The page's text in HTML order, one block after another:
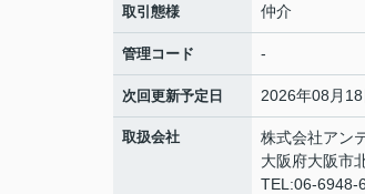
取引態様 仲介
管理コード -
次回更新予定日 2026年08月18
取扱会社
株式会社アン
大阪府大阪市
TEL:06-6948-